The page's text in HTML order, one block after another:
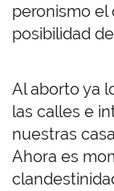
peronismo el
posibilidad
Al aborto ya
las calles e
nuestras
Ahora es